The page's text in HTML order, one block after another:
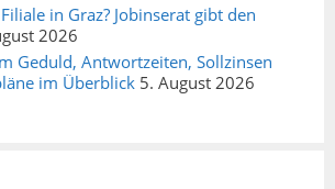
in Graz? Jobinserat gibt den
2026
Geduld, Antwortzeiten, Sollzinsen
im Überblick 5. August 2026